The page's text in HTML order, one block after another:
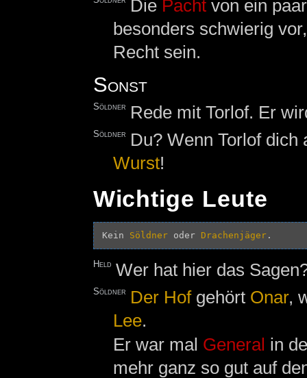
Die Pacht von ein
besonders schwierig
Recht sein.
Sonst
Söldner Rede mit Torlof. Er
Söldner
Du? Wenn Torlof dich
Wurst!
Wichtige Leute
Kein Söldner oder Drachenjäger
Held Wer hat hier das
Söldner Der Hofgehört Onar,
Lee.
Er war mal General in
mehr ganz so gut auf